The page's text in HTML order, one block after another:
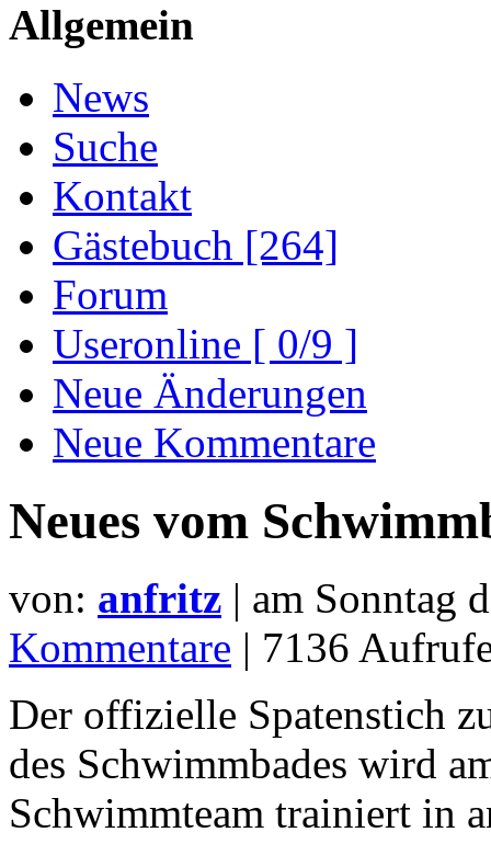
Allgemein
News
Suche
Kontakt
Gästebuch [264]
Forum
Useronline [ 0/9 ]
Neue Änderungen
Neue Kommentare
Neues vom
von: anfritz | am Sonntag
Kommentare | 7136
Der offizielle Spatenstich
des Schwimmbades wird
Schwimmteam trainiert in